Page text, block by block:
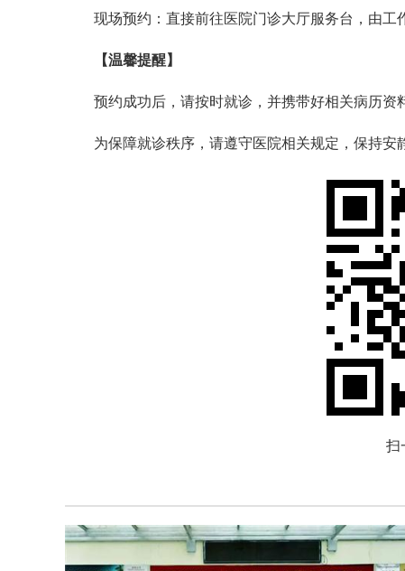
现场预约：直接前往医院门诊大厅服务台，由工
【温馨提醒】
预约成功后，请按时就诊，并携带好相关病历资
为保障就诊秩序，请遵守医院相关规定，保持安
扫